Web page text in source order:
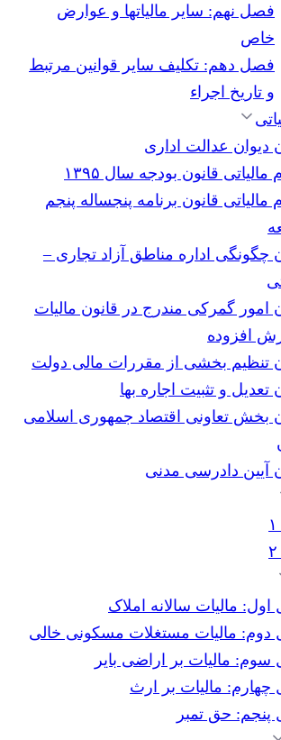
فصل نهم: سایر مالیاتها و عوارض
خاص
فصل دهم: تکلیف سایر قوانین مرتبط
و تاریخ اجراء
دیوان عدالت اداری
مالیاتی قانون بودجه سال ۱۳۹۵
مالیاتی قانون برنامه پنجساله پنجم
چگونگی اداره مناطق آزاد تجاری –
امور گمرکی مندرج در قانون مالیات
افزوده
تنظیم بخشی از مقررات مالی دولت
تعدیل و تثبیت اجاره بها
بخش تعاونی اقتصاد جمهوری اسلامی
آیین دادرسی مدنی
مالیات سالانه املاک
مالیات مستغلات مسکونی خالی
مالیات بر اراضی بایر
مالیات بر ارث
حق تمبر